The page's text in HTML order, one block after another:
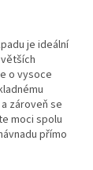
je ideální
o vysoce
zároveň se
moci spolu
přímo